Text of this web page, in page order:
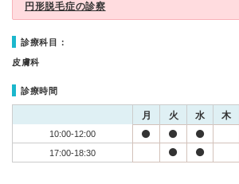
円形脱毛症の診察
診療科目：
皮膚科
診療時間
月 火 水 木
10:00-12:00
17:00-18:30